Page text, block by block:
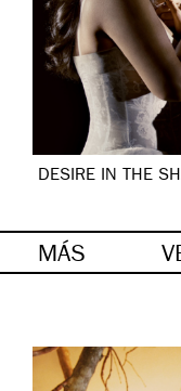
DESIRE IN THE
MÁS